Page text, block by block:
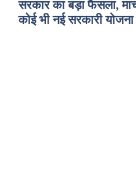
सरकार का बड़ा फैसला,
कोई भी नई सरकारी योजना